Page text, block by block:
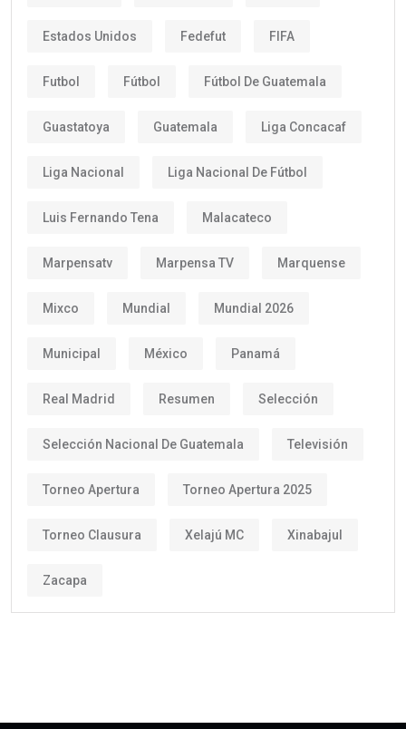
Estados Unidos Fedefut FIFA
Futbol Fútbol Fútbol De Guatemala
Guastatoya Guatemala Liga Concacaf
Liga Nacional Liga Nacional De Fútbol
Luis Fernando Tena Malacateco
Marpensatv Marpensa TV Marquense
Mixco Mundial Mundial 2026
Municipal México Panamá
Real Madrid Resumen Selección
Selección Nacional De Guatemala Televisión
Torneo Apertura Torneo Apertura 2025
Torneo Clausura Xelajú MC Xinabajul
Zacapa